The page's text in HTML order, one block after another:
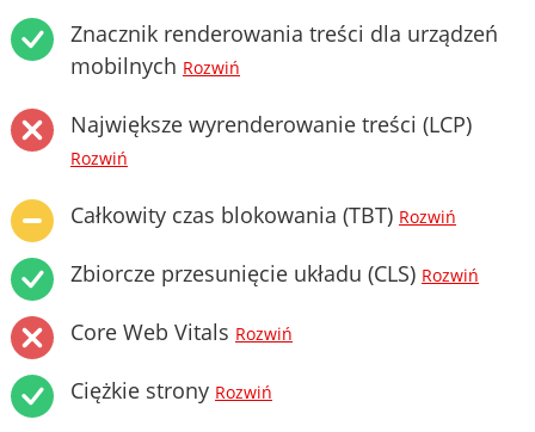
Znacznik renderowania treści dla urządzeń
mobilnych Rozwiń
Największe wyrenderowanie treści (LCP)
Rozwiń
Całkowity czas blokowania (TBT) Rozwiń
Zbiorcze przesunięcie układu (CLS) Rozwiń
Core Web Vitals Rozwiń
Ciężkie strony Rozwiń